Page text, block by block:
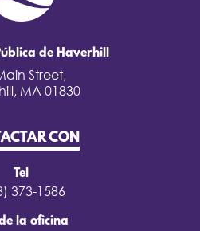
de Haverhill
Street,
MA 01830
CON
Tel
373-1586
la oficina